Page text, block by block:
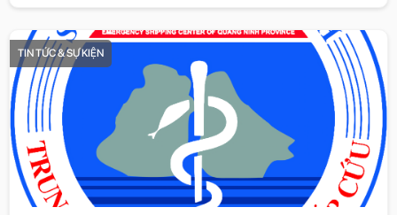
TIN TỨC & SỰ KIỆN